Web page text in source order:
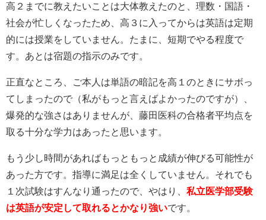
高２までに教えたいことは大体教えたのと、理数・国語・
社会が忙しくなったため、高３に入ってからは英語は定期
的には授業をしていません。たまに、短期でやる程度で
す。あとは宿題の指示のみです。
正直なところ、ご本人は単語の暗記を高１のときにサボっ
てしまったので（私がもっと言えばよかったのですが）、
爆発的な強さはありませんが、藤田医科の合格者平均点を
取る十分な学力はあったと思います。
もう少し時間があればもっともっと成績が伸びる可能性が
あった方です。指導に満足は全くしていません。それでも
１次試験はすんなり通ったので、やはり、 私立医学部受験
は英語が安定して取れるとかなり強いです。